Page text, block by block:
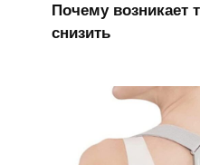
Почему возникает
снизить